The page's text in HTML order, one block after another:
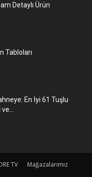
Detaylı Ürün
Tabloları
En İyi 61 Tuşlu
TV Mağazalarımız